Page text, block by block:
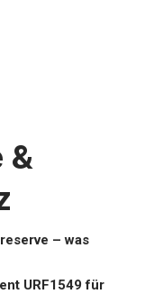
&
– was
URF1549 für